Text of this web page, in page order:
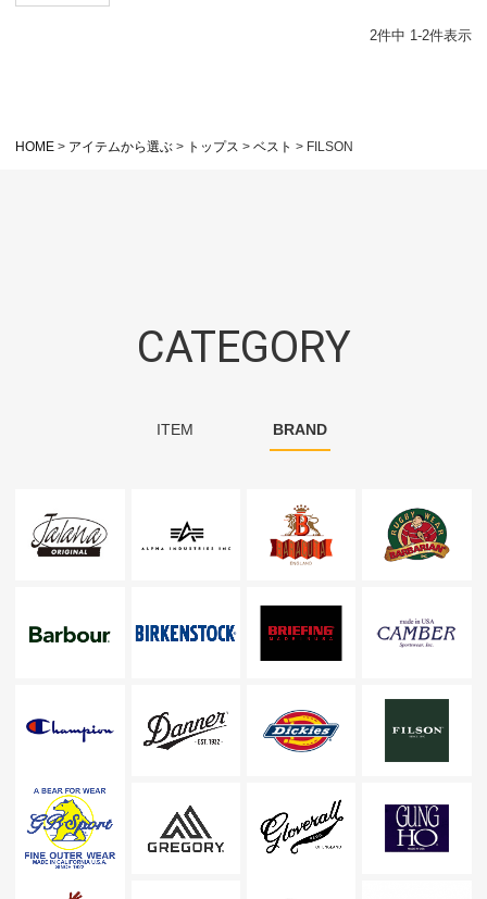
2件中 1-2件表示
HOME アイテムから選ぶ トップス ベスト FILSON
CATEGORY
ITEM BRAND